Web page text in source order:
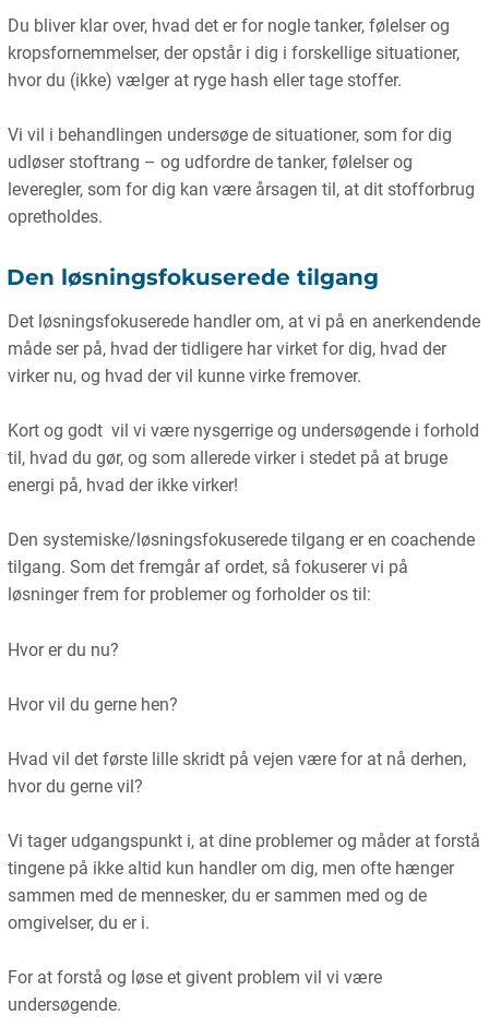
Du bliver klar over, hvad det er for nogle tanker, følelser og
kropsfornemmelser, der opstår i dig i forskellige situationer,
hvor du (ikke) vælger at ryge hash eller tage stoffer.
Vi vil i behandlingen undersøge de situationer, som for dig
udløser stoftrang – og udfordre de tanker, følelser og
leveregler, som for dig kan være årsagen til, at dit stofforbrug
opretholdes.
Den løsningsfokuserede tilgang
Det løsningsfokuserede handler om, at vi på en anerkendende
måde ser på, hvad der tidligere har virket for dig, hvad der
virker nu, og hvad der vil kunne virke fremover.
Kort og godt vil vi være nysgerrige og undersøgende i forhold
til, hvad du gør, og som allerede virker i stedet på at bruge
energi på, hvad der ikke virker!
Den systemiske/løsningsfokuserede tilgang er en coachende
tilgang. Som det fremgår af ordet, så fokuserer vi på
løsninger frem for problemer og forholder os til:
Hvor er du nu?
Hvor vil du gerne hen?
Hvad vil det første lille skridt på vejen være for at nå derhen,
hvor du gerne vil?
Vi tager udgangspunkt i, at dine problemer og måder at forstå
tingene på ikke altid kun handler om dig, men ofte hænger
sammen med de mennesker, du er sammen med og de
omgivelser, du er i.
For at forstå og løse et givent problem vil vi være
undersøgende.